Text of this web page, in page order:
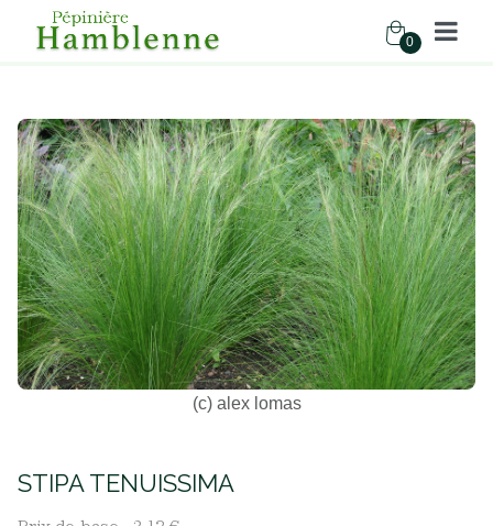
0
Accueil Boutique
Graminées
STIPA TENUISSIMA
(c) alex lomas
STIPA TENUISSIMA